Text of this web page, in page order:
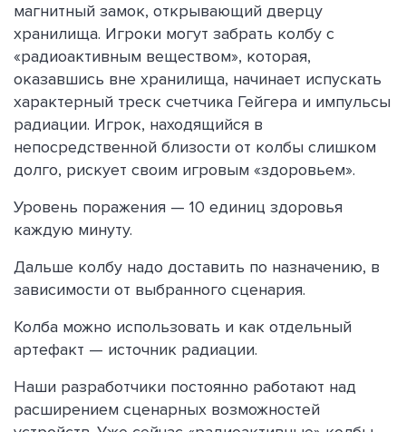
магнитный замок, открывающий дверцу
хранилища. Игроки могут забрать колбу с
«радиоактивным веществом», которая,
оказавшись вне хранилища, начинает испускать
характерный треск счетчика Гейгера и импульсы
радиации. Игрок, находящийся в
непосредственной близости от колбы слишком
долго, рискует своим игровым «здоровьем».
Уровень поражения — 10 единиц здоровья
каждую минуту.
Дальше колбу надо доставить по назначению, в
зависимости от выбранного сценария.
Колба можно использовать и как отдельный
артефакт — источник радиации.
Наши разработчики постоянно работают над
расширением сценарных возможностей